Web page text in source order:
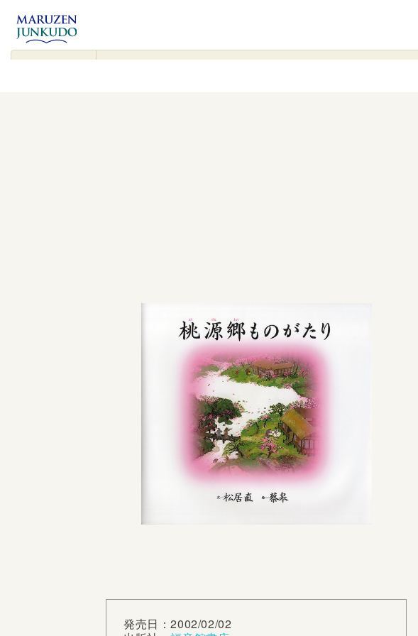
コンテンツ
に進む
▾
発売日：2002/02/02